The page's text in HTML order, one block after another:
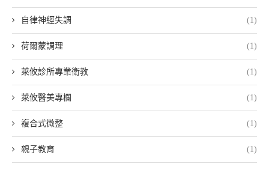
自律神經失調 (1)
荷爾蒙調理 (1)
萊攸診所專業衛教 (1)
萊攸醫美專欄 (1)
複合式微整 (1)
親子教育 (1)